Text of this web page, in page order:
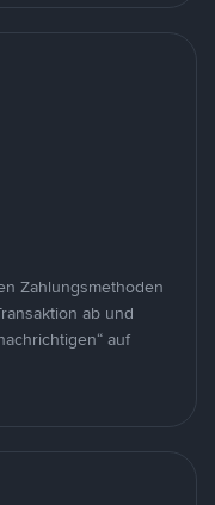
Zahlungsmethoden
ab und
auf